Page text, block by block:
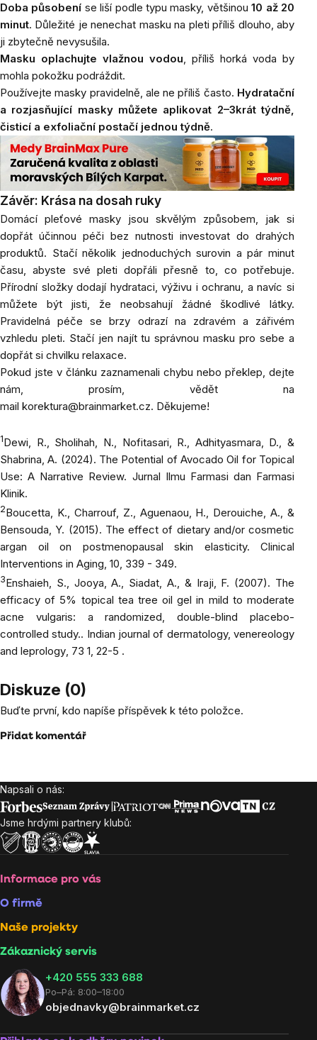
Doba působení se liší podle typu masky, většinou10 až 20
minut. Důležité je nenechat masku na pleti příliš dlouho, aby
ji zbytečně nevysušila.
Masku oplachujte vlažnou vodou, příliš horká voda by
mohla pokožku podráždit.
Používejte masky pravidelně, ale ne příliš často. Hydratační
a rozjasňující masky můžete aplikovat 2–3krát týdně,
čisticí a exfoliační postačí jednou týdně.
Závěr: Krása na dosah ruky
Domácí pleťové masky jsou skvělým způsobem, jak si
dopřát účinnou péči bez nutnosti investovat do drahých
produktů. Stačí několik jednoduchých surovin a pár minut
času, abyste své pleti dopřáli přesně to, co potřebuje.
Přírodní složky dodají hydrataci, výživu i ochranu, a navíc si
můžete být jisti, že neobsahují žádné škodlivé látky.
Pravidelná péče se brzy odrazí na zdravém a zářivém
vzhledu pleti. Stačí jen najít tu správnou masku pro sebe a
dopřát si chvilku relaxace.
Pokud jste v článku zaznamenali chybu nebo překlep, dejte
nám, prosím, vědět na
mail korektura@brainmarket.cz. Děkujeme!
1Dewi, R., Sholihah, N., Nofitasari, R., Adhityasmara, D., &
Shabrina, A. (2024). The Potential of Avocado Oil for Topical
Use: A Narrative Review. Jurnal Ilmu Farmasi dan Farmasi
Klinik.
2Boucetta, K., Charrouf, Z., Aguenaou, H., Derouiche, A., &
Bensouda, Y. (2015). The effect of dietary and/or cosmetic
argan oil on postmenopausal skin elasticity. Clinical
Interventions in Aging, 10, 339 - 349.
3Enshaieh, S., Jooya, A., Siadat, A., & Iraji, F. (2007). The
efficacy of 5% topical tea tree oil gel in mild to moderate
acne vulgaris: a randomized, double-blind placebo-
controlled study.. Indian journal of dermatology, venereology
and leprology, 73 1, 22-5 .
Diskuze (0)
Buďte první, kdo napíše příspěvek k této položce.
Přidat komentář
Zápatí
Napsali o nás:
Jsme hrdými partnery klubů:
Informace pro vás
O firmě
Naše projekty
Zákaznický servis
‭+420 555 333 688
Po–Pá: 8:00–18:00
objednavky@brainmarket.cz